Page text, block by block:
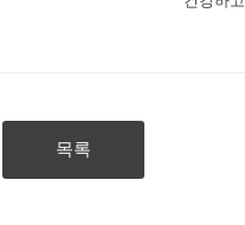
목록